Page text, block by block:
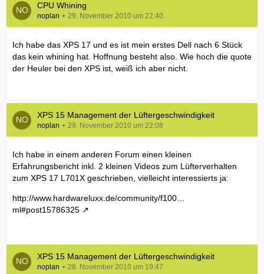
CPU Whining
noplan 29. November 2010 um 22:40
Ich habe das XPS 17 und es ist mein erstes Dell nach 6 Stück
das kein whining hat. Hoffnung besteht also. Wie hoch die quote
der Heuler bei den XPS ist, weiß ich aber nicht.
XPS 15 Management der Lüftergeschwindigkeit
noplan 29. November 2010 um 22:08
Ich habe in einem anderen Forum einen kleinen
Erfahrungsbericht inkl. 2 kleinen Videos zum Lüfterverhalten
zum XPS 17 L701X geschrieben, vielleicht interessierts ja:
http://www.hardwareluxx.de/community/f100…
ml#post15786325
XPS 15 Management der Lüftergeschwindigkeit
noplan 28. November 2010 um 19:47